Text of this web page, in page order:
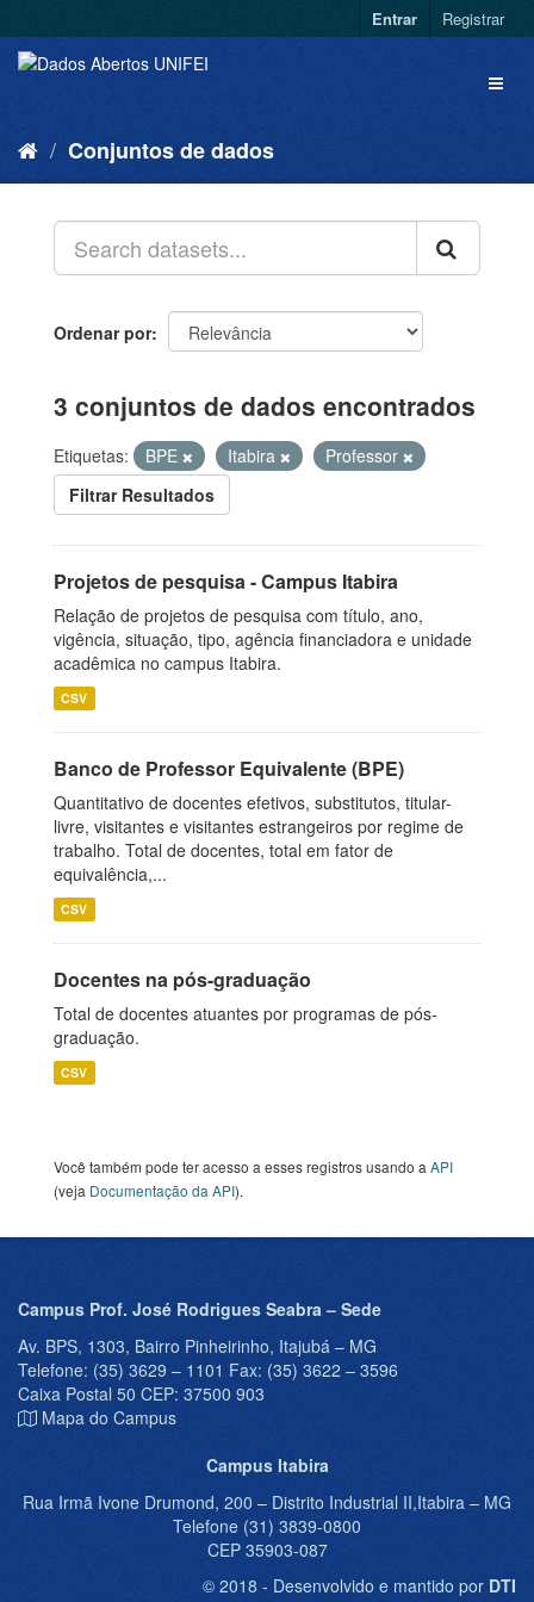
Entrar Registrar
Conjuntos de dados
Ordenar por
3 conjuntos de dados encontrados
Etiquetas: BPE Itabira
Professor
Filtrar Resultados
Projetos de pesquisa - Campus Itabira
Relação de projetos de pesquisa com título, ano,
vigência, situação, tipo, agência financiadora e unidade
acadêmica no campus Itabira.
CSV
Banco de Professor Equivalente (BPE)
Quantitativo de docentes efetivos, substitutos, titular-
livre, visitantes e visitantes estrangeiros por regime de
trabalho. Total de docentes, total em fator de
equivalência,...
CSV
Docentes na pós-graduação
Total de docentes atuantes por programas de pós-
graduação.
CSV
Você também pode ter acesso a esses registros usando a API
(veja Documentação da API).
Campus Prof. José Rodrigues Seabra – Sede
Av. BPS, 1303, Bairro Pinheirinho, Itajubá – MG
Telefone: (35) 3629 – 1101 Fax: (35) 3622 – 3596
Caixa Postal 50 CEP: 37500 903
Mapa do Campus
Campus Itabira
Rua Irmã Ivone Drumond, 200 – Distrito Industrial II,Itabira – MG
Telefone (31) 3839-0800
CEP 35903-087
© 2018 - Desenvolvido e mantido por DTI